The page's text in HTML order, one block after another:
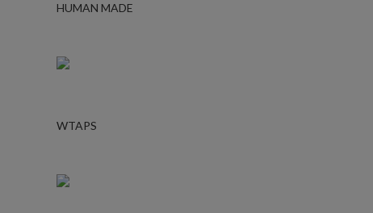
HUMAN MADE
WTAPS